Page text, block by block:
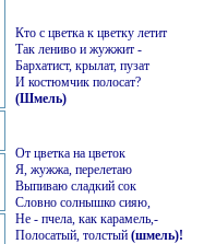
Кто с цветка к цветку летит
Так лениво и жужжит -
Бархатист, крылат, пузат
И костюмчик полосат?
(Шмель)
От цветка на цветок
Я, жужжа, перелетаю
Выпиваю сладкий сок
Словно солнышко сияю,
Не - пчела, как карамель,-
Полосатый, толстый(шмель)!